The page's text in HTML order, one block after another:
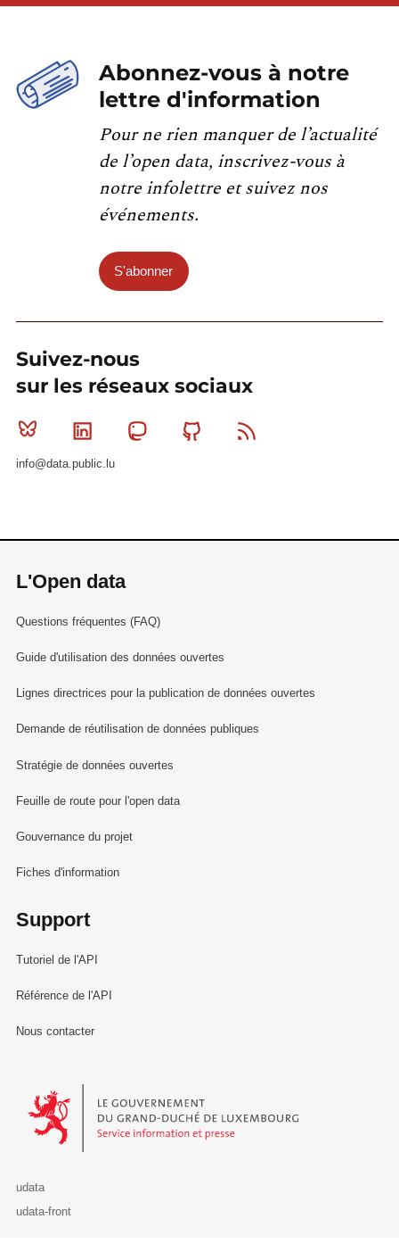
Abonnez-vous à notre
lettre d'information
Pour ne rien manquer de l’actualité
de l’open data, inscrivez-vous à
notre infolettre et suivez nos
événements.
S'abonner
Suivez-nous
sur les réseaux sociaux
Bluesky Linkedin MastodonGithub
info@data.public.lu
L'Open data
Questions fréquentes (FAQ)
Guide d'utilisation des données ouvertes
Lignes directrices pour la publication de données ouvertes
Demande de réutilisation de données publiques
Stratégie de données ouvertes
Feuille de route pour l'open data
Gouvernance du projet
Fiches d'information
Support
Tutoriel de l'API
Référence de l'API
Nous contacter
Le Gouvernement du Grand-Duché de Luxembourg - Service
udata
udata-front